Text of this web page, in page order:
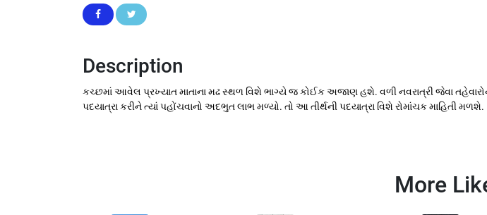
Description
કચ્છમાં આવેલ પ્રખ્યાત માતાના મઢ સ્થળ વિશે ભાગ્યે જ કોઈક અજાણ હશે. વળી નવરાત્રી જેવા
પદયાત્રા કરીને ત્યાં પહોંચવાનો અદભુત લાભ મળ્યો. તો આ તીર્થની પદયાત્રા વિશે રોમાંચક માહિતી મળશે.
More